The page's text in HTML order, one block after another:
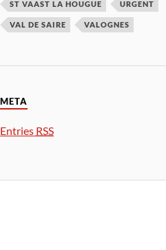
ST VAAST LA HOUGUE URGENT
VAL DE SAIRE VALOGNES
META
Entries RSS